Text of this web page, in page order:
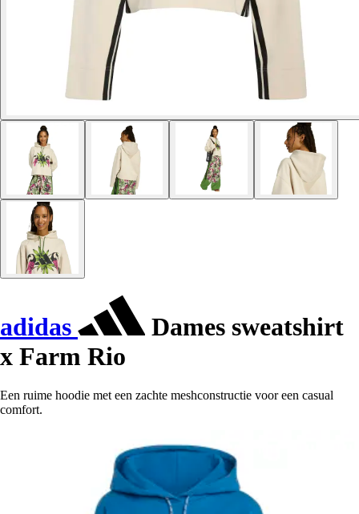
adidas
Dames sweatshirt
x Farm Rio
Een ruime hoodie met een zachte meshconstructie voor een casual
comfort.